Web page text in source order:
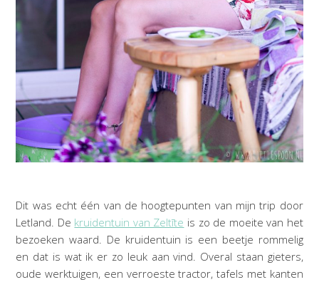
Dit was echt één van de hoogtepunten van mijn trip door
Letland. De kruidentuin van Zeltīte is zo de moeite van het
bezoeken waard. De kruidentuin is een beetje rommelig
en dat is wat ik er zo leuk aan vind. Overal staan gieters,
oude werktuigen, een verroeste tractor, tafels met kanten